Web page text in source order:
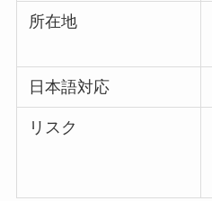
所在地
日本語対応
リスク